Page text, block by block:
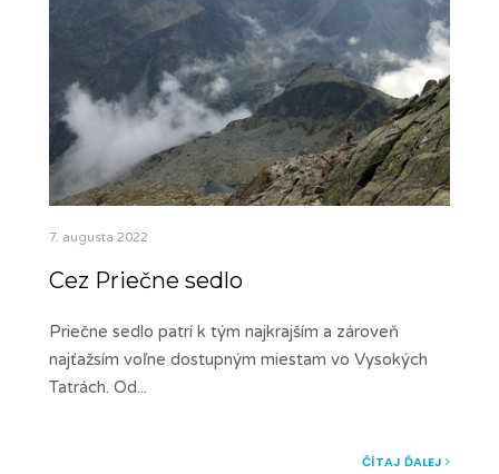
7. augusta 2022
Cez Priečne sedlo
Priečne sedlo patrí k tým najkrajším a zároveň
najťažsím voľne dostupným miestam vo Vysokých
Tatrách. Od...
ČÍTAJ ĎALEJ